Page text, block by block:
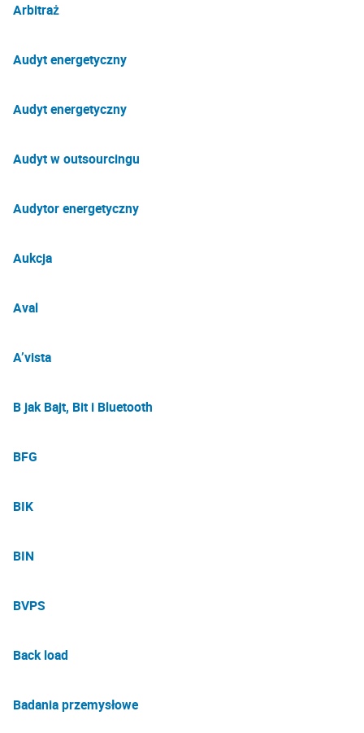
Arbitraż
Audyt energetyczny
Audyt energetyczny
Audyt w outsourcingu
Audytor energetyczny
Aukcja
Aval
A’vista
B jak Bajt, Bit i Bluetooth
BFG
BIK
BIN
BVPS
Back load
Badania przemysłowe